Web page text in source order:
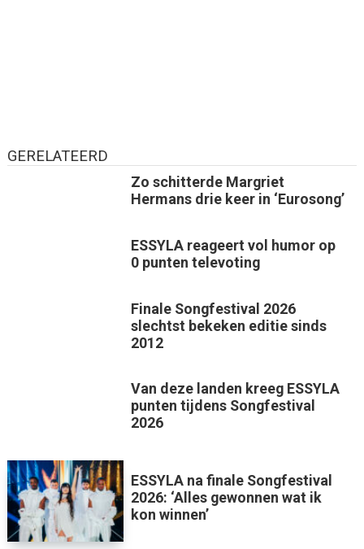
GERELATEERD
Zo schitterde Margriet
Hermans drie keer in ‘Eurosong’
ESSYLA reageert vol humor op
0 punten televoting
Finale Songfestival 2026
slechtst bekeken editie sinds
2012
Van deze landen kreeg ESSYLA
punten tijdens Songfestival
2026
ESSYLA na finale Songfestival
2026: ‘Alles gewonnen wat ik
kon winnen’